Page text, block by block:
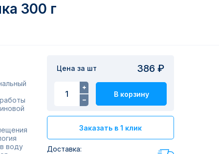
300 г
Цена за шт 386 ₽
В корзину
Заказать в 1 клик
Доставка:
воду